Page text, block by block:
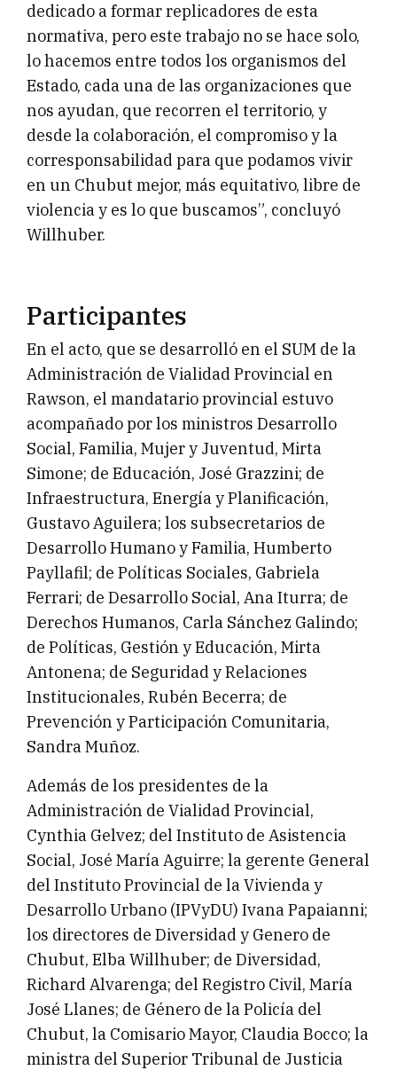
dedicado a formar replicadores de esta
normativa, pero este trabajo no se hace solo,
lo hacemos entre todos los organismos del
Estado, cada una de las organizaciones que
nos ayudan, que recorren el territorio, y
desde la colaboración, el compromiso y la
corresponsabilidad para que podamos vivir
en un Chubut mejor, más equitativo, libre de
violencia y es lo que buscamos”, concluyó
Willhuber.
Participantes
En el acto, que se desarrolló en el SUM de la
Administración de Vialidad Provincial en
Rawson, el mandatario provincial estuvo
acompañado por los ministros Desarrollo
Social, Familia, Mujer y Juventud, Mirta
Simone; de Educación, José Grazzini; de
Infraestructura, Energía y Planificación,
Gustavo Aguilera; los subsecretarios de
Desarrollo Humano y Familia, Humberto
Payllafil; de Políticas Sociales, Gabriela
Ferrari; de Desarrollo Social, Ana Iturra; de
Derechos Humanos, Carla Sánchez Galindo;
de Políticas, Gestión y Educación, Mirta
Antonena; de Seguridad y Relaciones
Institucionales, Rubén Becerra; de
Prevención y Participación Comunitaria,
Sandra Muñoz.
Además de los presidentes de la
Administración de Vialidad Provincial,
Cynthia Gelvez; del Instituto de Asistencia
Social, José María Aguirre; la gerente General
del Instituto Provincial de la Vivienda y
Desarrollo Urbano (IPVyDU) Ivana Papaianni;
los directores de Diversidad y Genero de
Chubut, Elba Willhuber; de Diversidad,
Richard Alvarenga; del Registro Civil, María
José Llanes; de Género de la Policía del
Chubut, la Comisario Mayor, Claudia Bocco; la
ministra del Superior Tribunal de Justicia